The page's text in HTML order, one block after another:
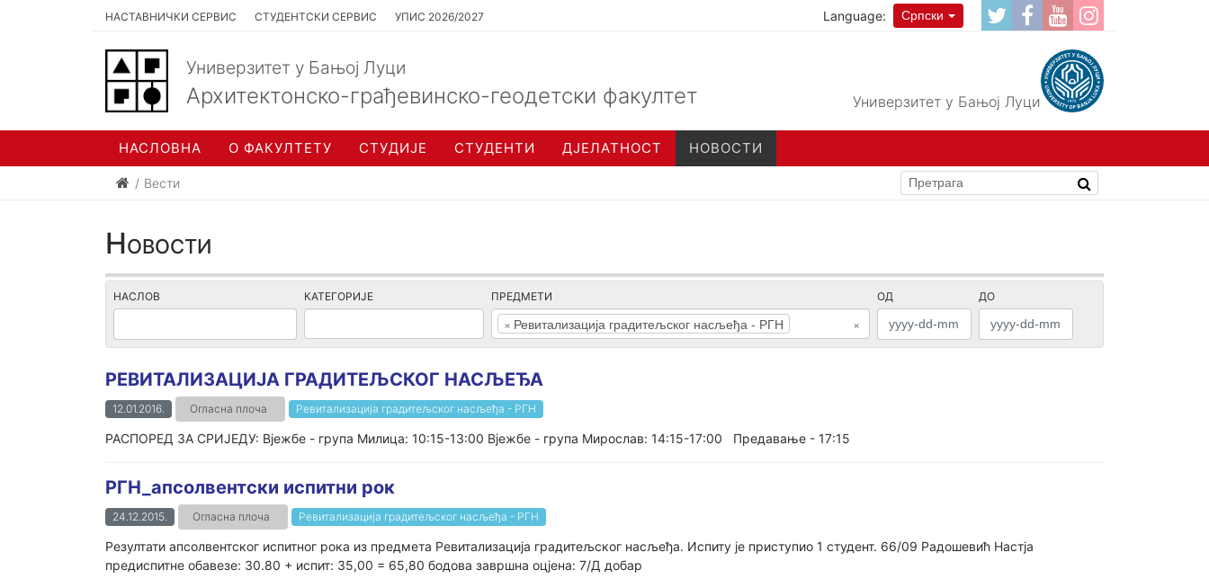
НАСТАВНИЧКИ СЕРВИС СТУДЕНТСКИ СЕРВИС УПИС 2026/2027 Language: Српски
Универзитет у Бањој Луци
Архитектонско-грађевинско-геодетски факултет Универзитет у Бањој Луци
НАСЛОВНА О ФАКУЛТЕТУ СТУДИЈЕ СТУДЕНТИ ДЈЕЛАТНОСТ НОВОСТИ
Вести
Новости
НАСЛОВ КАТЕГОРИЈЕ ПРЕДМЕТИ
×
× Ревитализација градитељског насљеђа - РГН
ОД ДО
РЕВИТАЛИЗАЦИЈА ГРАДИТЕЉСКОГ НАСЉЕЂА
12.01.2016. Огласна плоча Ревитализација градитељског насљеђа - РГН
РАСПОРЕД ЗА СРИЈЕДУ: Вјежбе - група Милица: 10:15-13:00 Вјежбе - група Мирослав: 14:15-17:00 Предавање - 17:15
РГН_апсолвентски испитни рок
24.12.2015. Огласна плоча Ревитализација градитељског насљеђа - РГН
Резултати апсолвентског испитног рока из предмета Ревитализација градитељског насљеђа. Испиту је приступио 1 студент. 66/09 Радошевић Настја
предиспитне обавезе: 30.80 + испит: 35,00 = 65,80 бодова завршна оцјена: 7/Д добар